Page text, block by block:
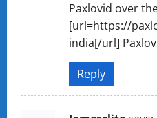
Paxlovid over
[url=https://
india[/url]
Reply